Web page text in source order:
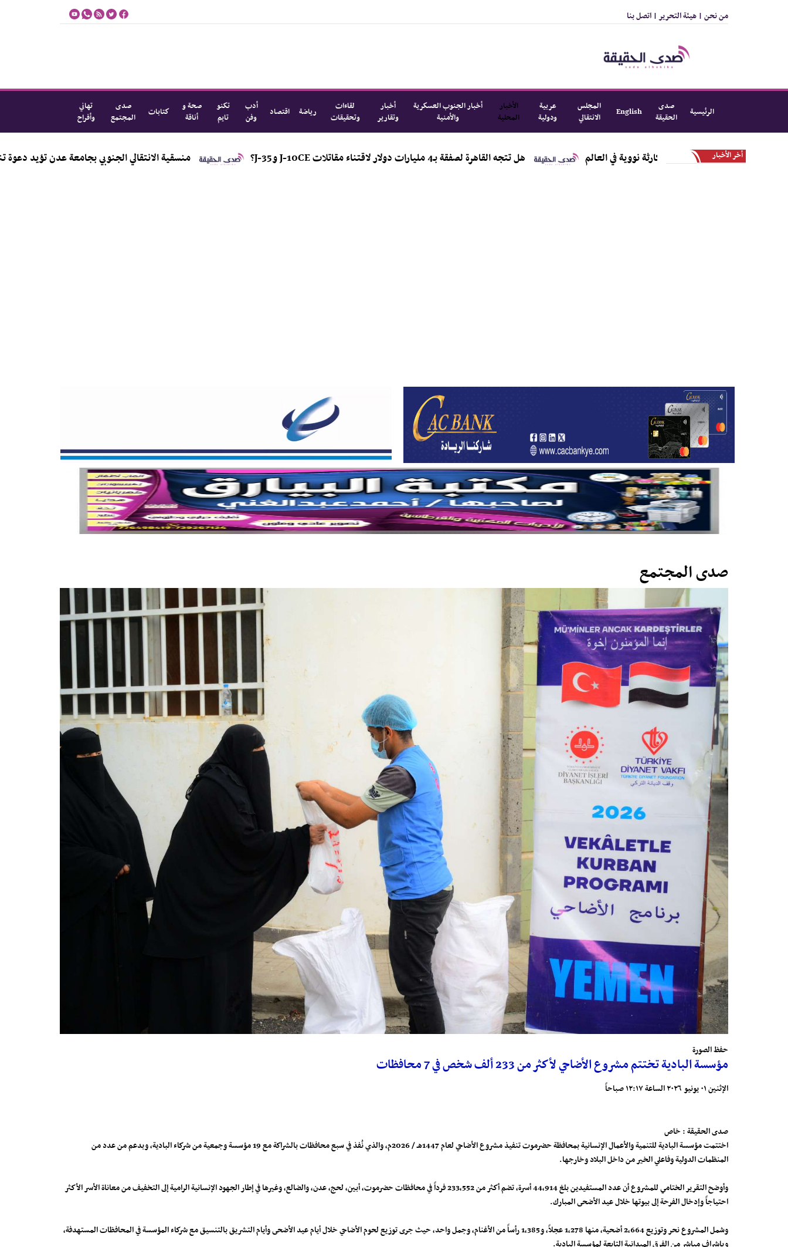
من نحن | هيئة التحرير | اتصل بنا
الرئيسية
صدى
الحقيقة
English
المجلس
الانتقالي
عربية
ودولية
الأخبار
المحلية
أخبار الجنوب العسكرية
والأمنية
أخبار
وتقارير
لقاءات
وتحقيقات
رياضة اقتصاد
أدب
وفن
تكنو
تايم
صحة و
أناقة
كتابات
صدى
المجتمع
تهاني
وأفراح
أخر الأخبار
الذي تسبب بأسوأ كارثة نووية في العالم هل تتجه القاهرة لصفقة بـ4 مليارات دولار لاقتناء مقاتلات J-10CE وJ-35؟ منسقية الانتقالي الجنوبي بجامعة عدن تؤيد دعوة تنفيذية
صدى المجتمع
حفظ الصورة
مؤسسة البادية تختتم مشروع الأضاحي لأكثر من 233 ألف شخص في 7 محافظات
الإثنين ٠١ يونيو ٢٠٢٦ الساعة ١٢:١٧ صباحاً
صدى الحقيقة : خاص
اختتمت مؤسسة البادية للتنمية والأعمال الإنسانية بمحافظة حضرموت تنفيذ مشروع الأضاحي لعام 1447هـ / 2026م، والذي نُفذ في سبع محافظات بالشراكة مع 19 مؤسسة وجمعية من شركاء البادية، وبدعم من عدد من
المنظمات الدولية وفاعلي الخير من داخل البلاد وخارجها.
وأوضح التقرير الختامي للمشروع أن عدد المستفيدين بلغ 44,914 أسرة، تضم أكثر من 233,552 فرداً في محافظات حضرموت، أبين، لحج، عدن، والضالع، وغيرها في إطار الجهود الإنسانية الرامية إلى التخفيف من معاناة الأسر الأكثر
احتياجاً وإدخال الفرحة إلى بيوتها خلال عيد الأضحى المبارك.
وشمل المشروع نحر وتوزيع 2,664 أضحية، منها 1,278 عجلاً، و1,385 رأساً من الأغنام، وجمل واحد، حيث جرى توزيع لحوم الأضاحي خلال أيام عيد الأضحى وأيام التشريق بالتنسيق مع شركاء المؤسسة في المحافظات المستهدفة،
وبإشراف مباشر من الفرق الميدانية التابعة لمؤسسة البادية.